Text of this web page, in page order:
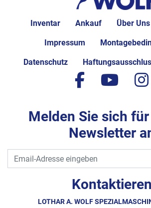
Inventar Ankauf Über Uns
Impressum
Datenschutz
Kontaktieren
LOTHAR A. WOLF
facebook
Melden Sie sich
Newsletter